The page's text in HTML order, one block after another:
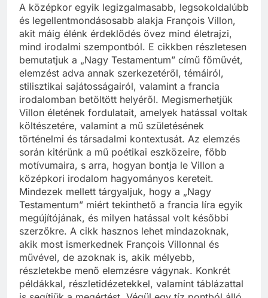
A középkor egyik legizgalmasabb, legsokoldalúbb
és legellentmondásosabb alakja François Villon,
akit máig élénk érdeklődés övez mind életrajzi,
mind irodalmi szempontból. E cikkben részletesen
bemutatjuk a „Nagy Testamentum” című főművét,
elemzést adva annak szerkezetéről, témáiról,
stilisztikai sajátosságairól, valamint a francia
irodalomban betöltött helyéről. Megismerhetjük
Villon életének fordulatait, amelyek hatással voltak
költészetére, valamint a mű születésének
történelmi és társadalmi kontextusát. Az elemzés
során kitérünk a mű poétikai eszközeire, főbb
motívumaira, s arra, hogyan bontja le Villon a
középkori irodalom hagyományos kereteit.
Mindezek mellett tárgyaljuk, hogy a „Nagy
Testamentum” miért tekinthető a francia líra egyik
megújítójának, és milyen hatással volt későbbi
szerzőkre. A cikk hasznos lehet mindazoknak,
akik most ismerkednek François Villonnal és
művével, de azoknak is, akik mélyebb,
részletekbe menő elemzésre vágynak. Konkrét
példákkal, részletidézetekkel, valamint táblázattal